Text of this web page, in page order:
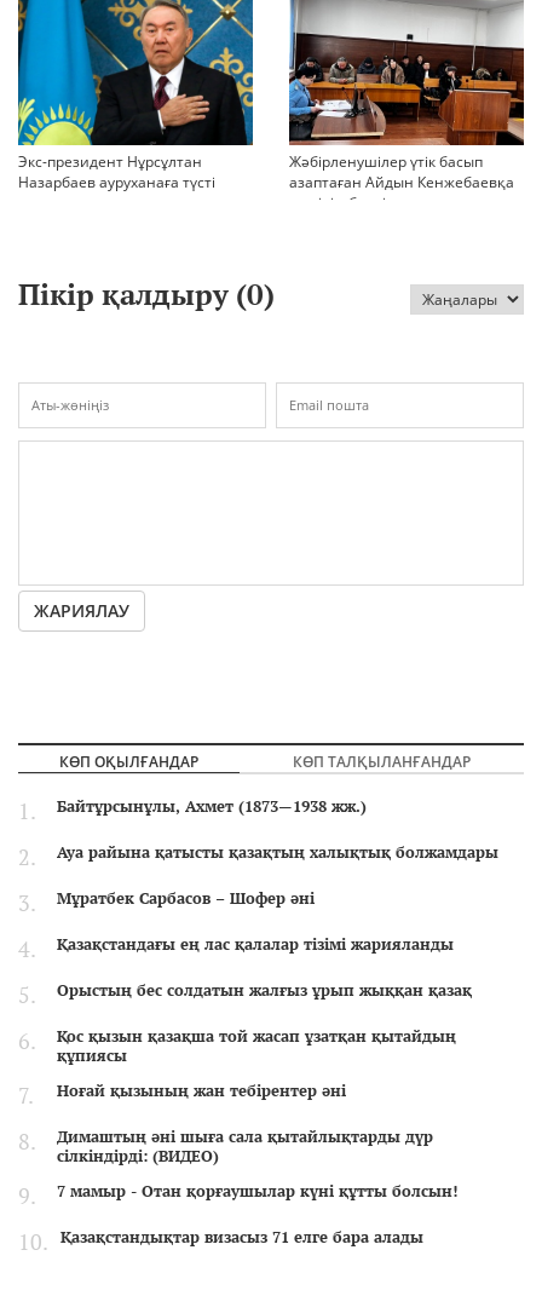
Экс-президент Нұрсұлтан
Назарбаев ауруханаға түсті
Жәбірленушілер үтік басып
азаптаған Айдын Кенжебаевқа
кешірім берді
Пікір қалдыру (0)
ЖАРИЯЛАУ
КӨП ОҚЫЛҒАНДАР КӨП ТАЛҚЫЛАНҒАНДАР
Байтұрсынұлы, Ахмет (1873—1938 жж.)
Ауа райына қатысты қазақтың халықтық болжамдары
Мұратбек Сарбасов – Шофер әні
Қазақстандағы ең лас қалалар тізімі жарияланды
Орыстың бес солдатын жалғыз ұрып жыққан қазақ
Қос қызын қазақша той жасап ұзатқан қытайдың
құпиясы
Ноғай қызының жан тебірентер әні
Димаштың әні шыға сала қытайлықтарды дүр
сілкіндірді: (ВИДЕО)
7 мамыр - Отан қорғаушылар күні құтты болсын!
Қазақстандықтар визасыз 71 елге бара алады